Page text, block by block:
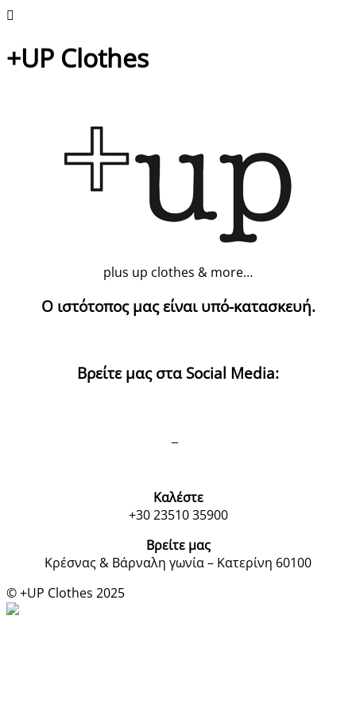
+UP Clothes
plus up clothes & more…
Ο ιστότοπος μας είναι υπό-κατασκευή.
Βρείτε μας στα Social Media:
Καλέστε
+30 23510 35900
Βρείτε μας
Κρέσνας & Βάρναλη γωνία – Κατερίνη 60100
© +UP Clothes 2025